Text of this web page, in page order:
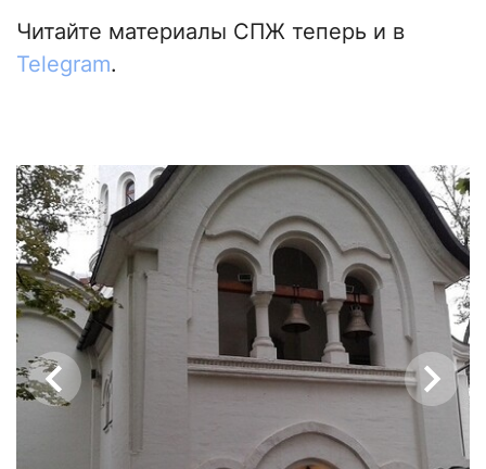
Читайте материалы СПЖ теперь и в
Telegram.